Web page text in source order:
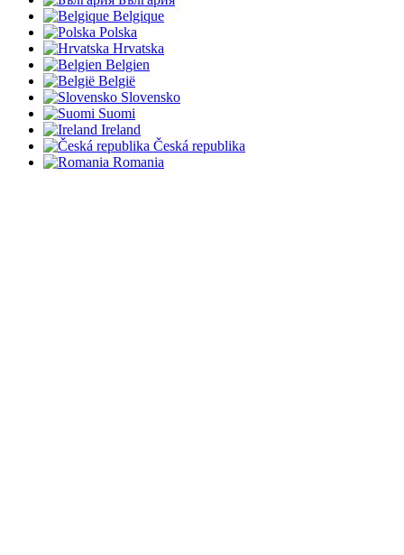
Belgique
Polska
Hrvatska
Belgien
België
Slovensko
Suomi
Ireland
Česká republika
Romania